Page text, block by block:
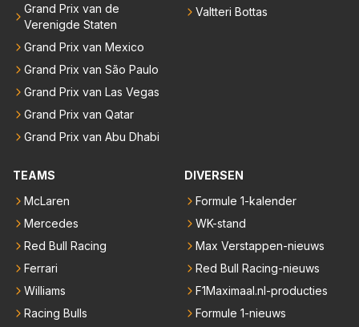
Grand Prix van de
Verenigde Staten
Grand Prix van Mexico
Grand Prix van São Paulo
Grand Prix van Las Vegas
Grand Prix van Qatar
Grand Prix van Abu Dhabi
Valtteri Bottas
TEAMS
McLaren
Mercedes
Red Bull Racing
Ferrari
Williams
Racing Bulls
DIVERSEN
Formule 1-kalender
WK-stand
Max Verstappen-nieuws
Red Bull Racing-nieuws
F1Maximaal.nl-producties
Formule 1-nieuws